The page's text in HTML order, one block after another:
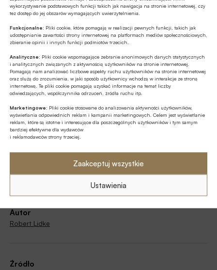
wykorzystywanie podstawowych funkcji takich jak nawigacja na stronie internetowej, czy
tez dostęp do jej obszarów wymagających uwierzytelnienia.
Funkcjonalne: Pliki cookie, które pomagają w realizacji pewnych funkcji, takich jak
udostępnianie zawartości strony internetowej na platformach mediów społecznościowych,
zbieranie opinii i innych funkcji podmiotów trzecich.
Analityczne: Pliki cookie wspomagające zebranie anonimowych danych statystycznych
i analitycznych związanych z aktywnością użytkowników na stronie internetowej.
Pomagają nam analizować liczbowe aspekty ruchu użytkowników na stronie internetowej
oraz służą do zrozumienia, w jaki sposób użytkownicy wchodzą w interakcje ze stroną
internetową. Te pliki cookie pomagają uzyskać informacje na temat liczby
odwiedzających, współczynnika odrzuceń, źródła ruchu itp.
Marketingowe: Pliki cookie stosowane do analizowania aktywności użytkowników,
wyświetlania odpowiednich reklam i kampanii marketingowych. Celem jest wyświetlanie
reklam, które są istotne i interesujące dla poszczególnych użytkowników i tym samym
bardziej efektywne dla wydawców
i reklamodawców strony trzeciej.
Zaakceptuj wszystkie
Ustawienia
Tagi
Bartosz Kublik Ekologia
ESG / Environmental, Social and corporate Governance
Europejski Kongres Finansowy / EKF
Ochrona środowiska
Transformacja energetyczna Zielony Ład
Autor
Robert Lidke
Źródło